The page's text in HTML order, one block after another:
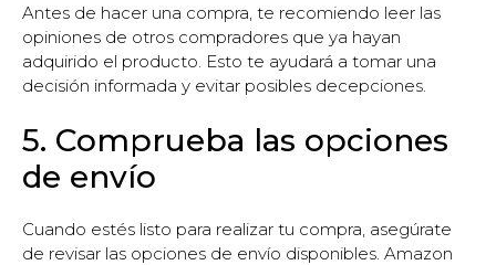
Antes de hacer una compra, te recomiendo leer las
opiniones de otros compradores que ya hayan
adquirido el producto. Esto te ayudará a tomar una
decisión informada y evitar posibles decepciones.
5. Comprueba las opciones
de envío
Cuando estés listo para realizar tu compra, asegúrate
de revisar las opciones de envío disponibles. Amazon